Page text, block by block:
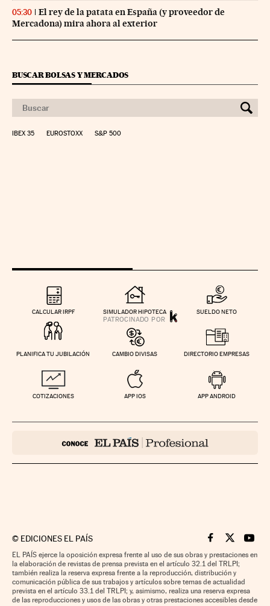
05:30
El rey de la patata en España (y proveedor de
Mercadona) mira ahora al exterior
BUSCAR BOLSAS Y MERCADOS
IBEX 35 EUROSTOXX S&P 500
CALCULAR IRPF SIMULADOR HIPOTECA SUELDO NETO
PLANIFICA TU JUBILACIÓN CAMBIO DIVISAS DIRECTORIO EMPRESAS
COTIZACIONES APP IOS APP ANDROID
© EDICIONES EL PAÍS Cinco Días en
Cinco Días
Cinco
EL PAÍS ejerce la oposición expresa frente al uso de sus obras y prestaciones en
la elaboración de revistas de prensa prevista en el artículo 32.1 del TRLPI;
también realiza la reserva expresa frente a la reproducción, distribución y
comunicación pública de sus trabajos y artículos sobre temas de actualidad
prevista en el artículo 33.1 del TRLPI; y, asimismo, realiza una reserva expresa
de las reproducciones y usos de las obras y otras prestaciones accesibles desde